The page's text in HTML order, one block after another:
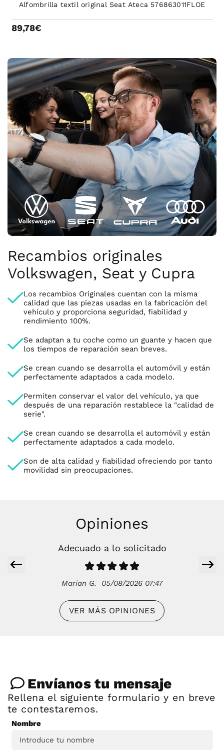
Alfombrilla textil original Seat Ateca 576863011FLOE
89,78€
Recambios originales
Volkswagen, Seat y Cupra
Los recambios Originales cuentan con la misma
calidad que las piezas usadas en la fabricación del
vehículo y proporciona seguridad, fiabilidad y
rendimiento 100%.
Se adaptan a tu coche como un guante y hacen que
los tiempos de reparación sean breves.
Se crean cuando se desarrolla el automóvil y están
perfectamente adaptados a cada modelo.
Permiten conservar el valor del vehículo, ya que
después de una reparación restablece la "calidad de
serie".
Se crean cuando se desarrolla el automóvil y están
perfectamente adaptados a cada modelo.
Son de alta calidad y fiabilidad ofreciendo por tanto
movilidad sin preocupaciones.
Opiniones
Adecuado a lo solicitado
Marian G. 05/08/2026 07:47
VER MÁS OPINIONES
Envíanos tu mensaje
Rellena el siguiente formulario y en breve
te contestaremos.
Nombre